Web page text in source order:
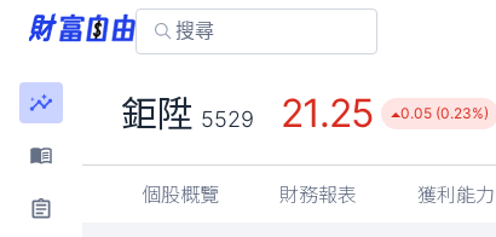
鉅陞 5529 21.25 0.05 (0.23%)
個股概覽 財務報表 獲利能力